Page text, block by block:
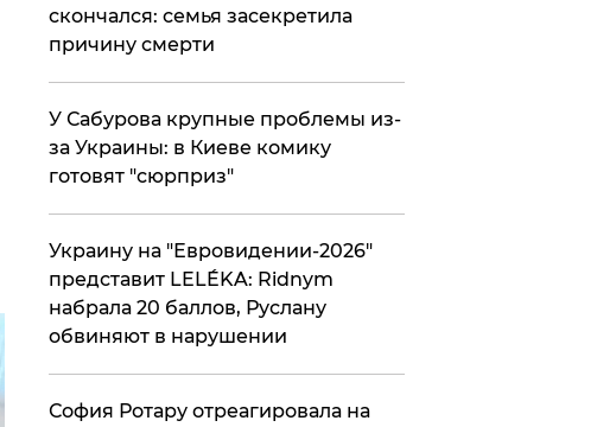
скончался: семья засекретила
причину смерти
У Сабурова крупные проблемы из-
за Украины: в Киеве комику
готовят "сюрприз"
Украину на "Евровидении-2026"
представит LELÉKA: Ridnym
набрала 20 баллов, Руслану
обвиняют в нарушении
София Ротару отреагировала на